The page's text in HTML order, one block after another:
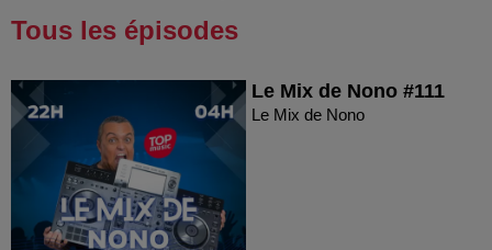
Tous les épisodes
Le Mix de Nono #111
Le Mix de Nono